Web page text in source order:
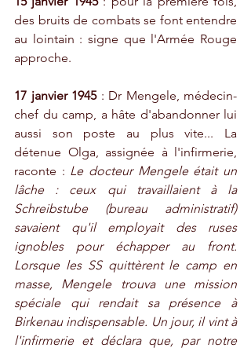
des bruits de combats se font entendre
au lointain : signe que l'Armée Rouge
approche.
17 janvier 1945 : Dr Mengele, médecin-
chef du camp, a hâte d'abandonner lui
aussi son poste au plus vite... La
détenue Olga, assignée à l'infirmerie,
raconte : Le docteur Mengele était un
lâche : ceux qui travaillaient à la
Schreibstube (bureau administratif)
savaient qu'il employait des ruses
ignobles pour échapper au front.
Lorsque les SS quittèrent le camp en
masse, Mengele trouva une mission
spéciale qui rendait sa présence à
Birkenau indispensable. Un jour, il vint à
l'infirmerie et déclara que, par notre